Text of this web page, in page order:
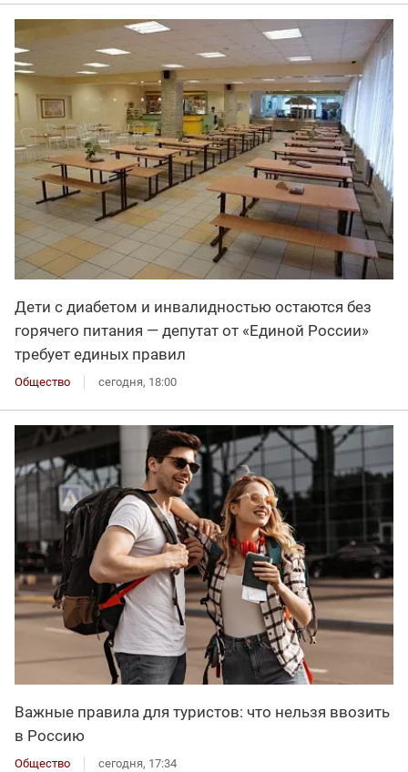
Дети с диабетом и инвалидностью остаются без
горячего питания — депутат от «Единой России»
требует единых правил
Общество сегодня, 18:00
Важные правила для туристов: что нельзя ввозить
в Россию
Общество сегодня, 17:34